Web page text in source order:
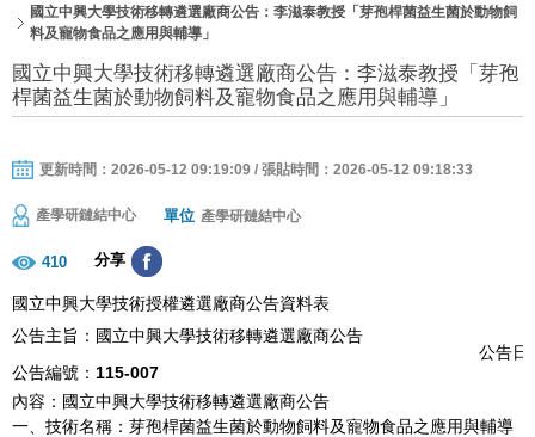
國立中興大學技術移轉遴選廠商公告：李滋泰教授「芽孢桿菌益生菌於動物飼
料及寵物食品之應用與輔導」
國立中興大學技術移轉遴選廠商公告：李滋泰教授「芽孢
桿菌益生菌於動物飼料及寵物食品之應用與輔導」
更新時間：2026-05-12 09:19:09 / 張貼時間：2026-05-12 09:18:33
產學研鏈結中心 單位 產學研鏈結中心
410 分享
國立中興大學技術授權遴選廠商公告資料表
公告主旨：國立中興大學技術移轉遴選廠商公告
公告日
公告編號： 115-007
內容：國立中興大學技術移轉遴選廠商公告
一、技術名稱：芽孢桿菌益生菌於動物飼料及寵物食品之應用與輔導